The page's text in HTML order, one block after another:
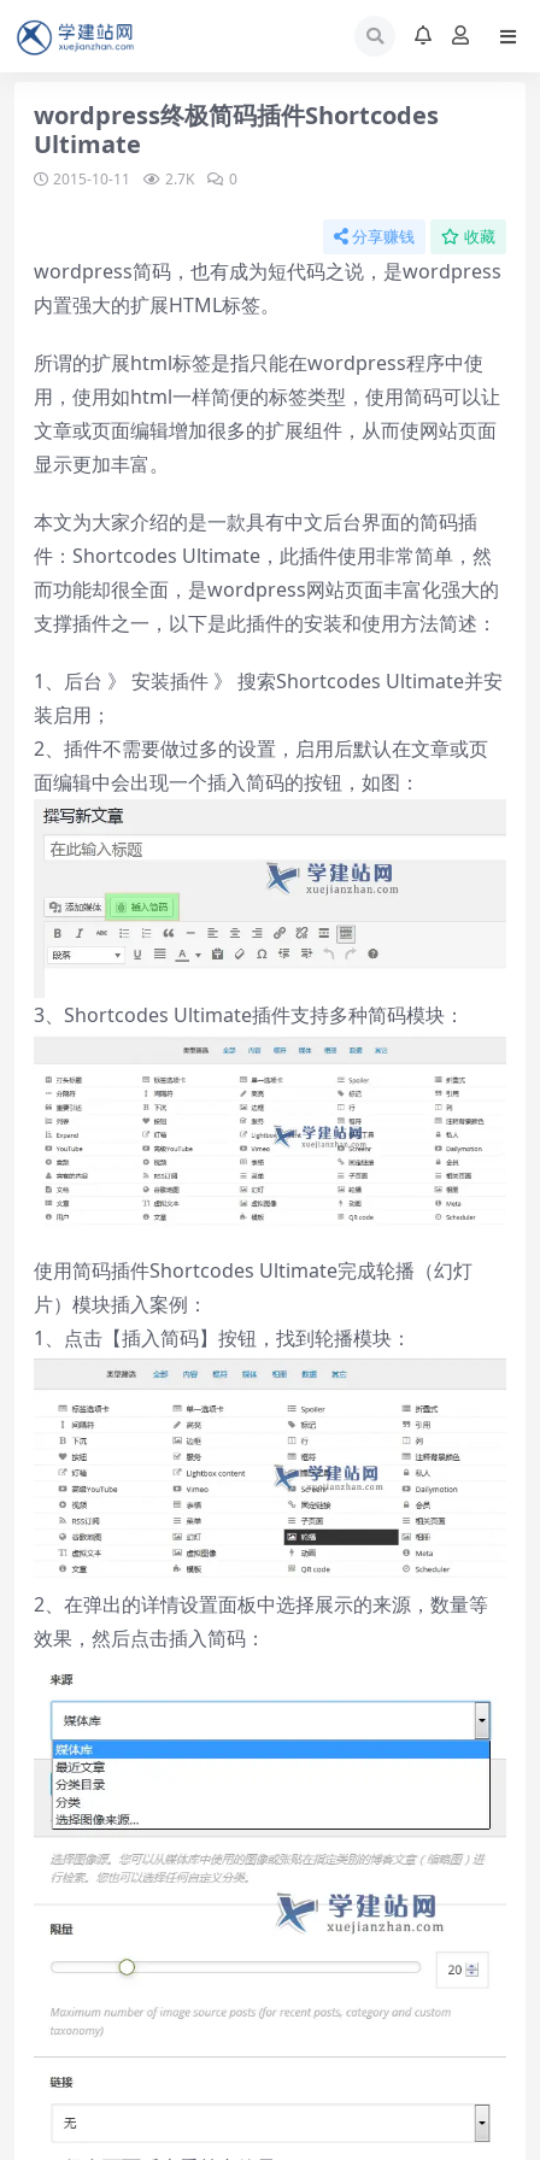
wordpress终极简码插件Shortcodes
Ultimate
2015-10-11 2.7K 0
分享赚钱 收藏
wordpress简码，也有成为短代码之说，是wordpress
内置强大的扩展HTML标签。
所谓的扩展html标签是指只能在wordpress程序中使
用，使用如html一样简便的标签类型，使用简码可以让
文章或页面编辑增加很多的扩展组件，从而使网站页面
显示更加丰富。
本文为大家介绍的是一款具有中文后台界面的简码插
件：Shortcodes Ultimate，此插件使用非常简单，然
而功能却很全面，是wordpress网站页面丰富化强大的
支撑插件之一，以下是此插件的安装和使用方法简述：
1、后台 》 安装插件 》 搜索Shortcodes Ultimate并安
装启用；
2、插件不需要做过多的设置，启用后默认在文章或页
面编辑中会出现一个插入简码的按钮，如图：
3、Shortcodes Ultimate插件支持多种简码模块：
使用简码插件Shortcodes Ultimate完成轮播（幻灯
片）模块插入案例：
1、点击【插入简码】按钮，找到轮播模块：
2、在弹出的详情设置面板中选择展示的来源，数量等
效果，然后点击插入简码：